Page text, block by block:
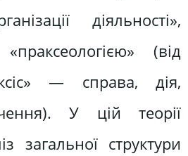
діяльності»,
(від
— справа, дія,
У цій теорії
загальної структури